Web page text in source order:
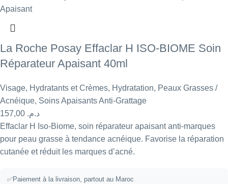
La Roche Posay Effaclar H ISO-BIOME Soin
Réparateur Apaisant 40ml
Visage, Hydratants et Crèmes, Hydratation, Peaux Grasses /
Acnéique, Soins Apaisants Anti-Grattage
د.م.
Effaclar H Iso-Biome, soin réparateur apaisant anti-marques
pour peau grasse à tendance acnéique. Favorise la réparation
cutanée et réduit les marques d’acné.
✅Paiement à la livraison, partout au Maroc